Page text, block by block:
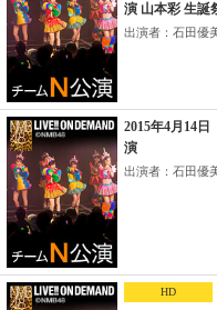
演 山本彩 生誕
出演者：石田優
2015年4月14
演
出演者：石田優
HD